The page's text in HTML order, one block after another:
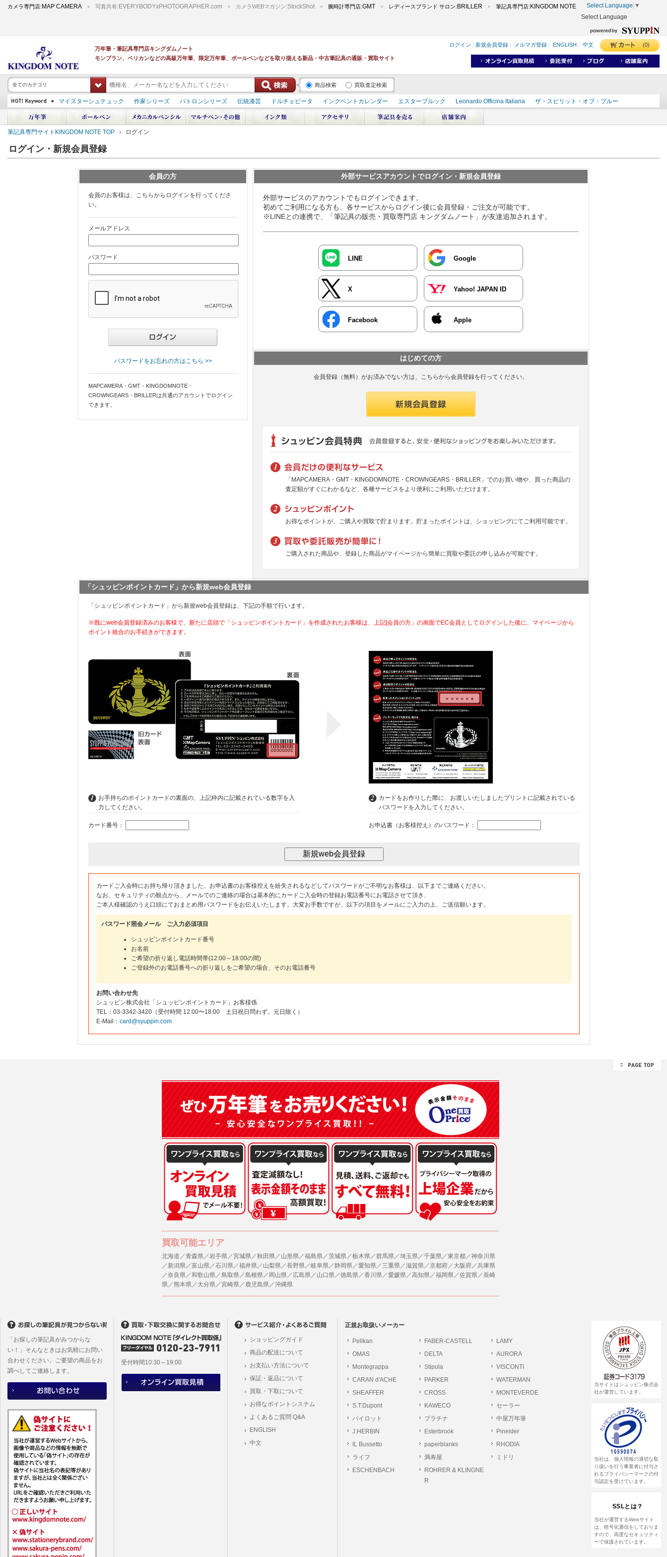
カメラ専門店: MAP CAMERA 写真共有: EVERYBODYxPHOTOGRAPHER.com カメラWEBマガジン:StockShot 腕時計専門店:GMT レディースブランド サロン: BRILLER 筆記具専門店: KINGDOM NOTE Select Language ▼
Select Language
万年筆・筆記具専門店キングダムノート
モンブラン、ペリカンなどの高級万年筆、限定万年筆、ボールペンなどを取り揃える新品・中古筆記具の通販・買取サイト
ログイン 新規会員登録 メルマガ登録 ENGLISH / 中文 (0)
全てのカテゴリ 商品検索 買取査定検索
マイスターシュテュック 作家シリーズ パトロンシリーズ 伝統漆芸 ドルチェビータ インクベントカレンダー エスターブルック Leonardo Officina Italiana
ザ・スピリット・オブ・ブルー
スーベレーン
PILOT 蒔絵 ダイアミン ボトルインク デュポン スペース オデッセイ 輪島屋善仁 深海 エテルニタ･アヴァンティ ラインD
中屋万年筆
プラチナ 出雲 キングダムノート別注 アルマンドシモーニクラブ ペリカン オーシャンスワール 源氏物語 作家シリーズ パトロンシリーズ カヴゼットインク スーベレーン
モンブラン
筆記具専門サイトKINGDOM NOTE TOP ログイン
ログイン・新規会員登録
会員の方
会員のお客様は、こちらからログインを行ってくださ
い。
メールアドレス
パスワード
パスワードをお忘れの方はこちら >>
MAPCAMERA・GMT・KINGDOMNOTE・
CROWNGEARS・BRILLERは共通のアカウントでログイン
できます。
外部サービスアカウントでログイン・新規会員登録
外部サービスのアカウントでもログインできます。
初めてご利用になる方も、各サービスからログイン後に会員登録・ご注文が可能です。
※LINEとの連携で、「筆記具の販売・買取専門店 キングダムノート」が友達追加されます。
LINE Google
X Yahoo! JAPAN ID
Facebook Apple
はじめての方
会員登録（無料）がお済みでない方は、こちらから会員登録を行ってください。
「MAPCAMERA・GMT・KINGDOMNOTE・CROWNGEARS・BRILLER」でのお買い物や、買った商品の
査定額がすぐにわかるなど、各種サービスをより便利にご利用いただけます。
お得なポイントが、ご購入や買取で貯まります。貯まったポイントは、ショッピングにてご利用可能です。
ご購入された商品や、登録した商品がマイページから簡単に買取や委託の申し込みが可能です。
「シュッピンポイントカード」から新規web会員登録
「シュッピンポイントカード」から新規web会員登録は、下記の手順で行います。
※既にweb会員登録済みのお客様で、新たに店頭で「シュッピンポイントカード」を作成されたお客様は、上記[会員の方」の画面でEC会員としてログインした後に、マイページから
ポイント統合のお手続きができます。
お手持ちのポイントカードの裏面の、上記枠内に記載されている数字を入
力してください。
カード番号：
カードをお作りした際に、お渡しいたしましたプリントに記載されている
パスワードを入力してください。
お申込書（お客様控え）のパスワード：
カードご入会時にお持ち帰り頂きました、お申込書のお客様控えを紛失されるなどしてパスワードがご不明なお客様は、以下までご連絡ください。
なお、セキュリティの観点から、メールでのご連絡の場合は基本的にカードご入会時の登録お電話番号にお電話させて頂き、
ご本人様確認のうえ口頭にておまとめ用パスワードをお伝えいたします。大変お手数ですが、以下の項目をメールにご入力の上、ご送信願います。
パスワード照会メール ご入力必須項目
シュッピンポイントカード番号
お名前
ご希望の折り返し電話時間帯(12:00～18:00の間)
ご登録外のお電話番号への折り返しをご希望の場合、そのお電話番号
お問い合わせ先
シュッピン株式会社「シュッピンポイントカード」お客様係
TEL：03-3342-3420（受付時間 12:00〜18:00 土日祝日問わず。元日除く）
E-Mail： card@syuppin.com
買取可能エリア
北海道／青森県／岩手県／宮城県／秋田県／山形県／福島県／茨城県／栃木県／群馬県／埼玉県／千葉県／東京都／神奈川県
／新潟県／富山県／石川県／福井県／山梨県／長野県／岐阜県／静岡県／愛知県／三重県／滋賀県／京都府／大阪府／兵庫県
／奈良県／和歌山県／鳥取県／島根県／岡山県／広島県／山口県／徳島県／香川県／愛媛県／高知県／福岡県／佐賀県／長崎
県／熊本県／大分県／宮崎県／鹿児島県／沖縄県
正規お取扱いメーカー
Pelikan FABER-CASTELL
LAMY
OMAS
DELTA
AURORA
Montegrappa
Stipula
VISCONTI
CARAN d'ACHE
PARKER
WATERMAN
SHEAFFER
CROSS
MONTEVERDE
S.T.Dupont
KAWECO
セーラー
パイロット
プラチナ
中屋万年筆
J.HERBIN
Esterbrook
Pineider
IL Bussetto
paperblanks
RHODIA
ライフ
満寿屋
ミドリ
ESCHENBACH
ROHRER & KLINGNE
R
「お探しの筆記具がみつからな
い！」そんなときはお気軽にお問い
合わせください。ご要望の商品をお
調べしてご連絡します。
受付時間10:30～19:00
ショッピングガイド
商品の配送について
お支払い方法について
保証・返品について
買取・下取について
お得なポイントシステム
よくあるご質問 Q&A
ENGLISH
中文
当サイトはシュッピン株式会
社が運営しています。
当社は、個人情報の適切な取
り扱いを行う事業者に付与さ
れるプライバシーマークの付
与認定を受けています。
SSLとは？
当社が運営するWebサイト
は、暗号化通信をしておりま
すので、高度なセキュリティ
ーで保護されています。